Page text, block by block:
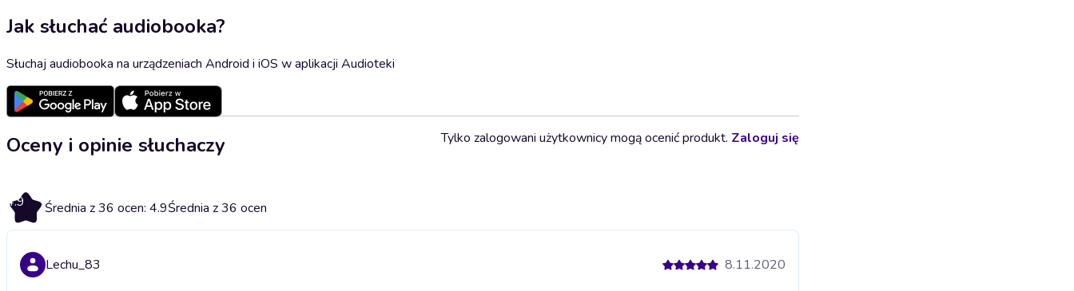
Jak słuchać audiobooka?
Słuchaj audiobooka na urządzeniach Android i iOS w aplikacji Audioteki
Oceny i opinie słuchaczy
4.9 Średnia z 36 ocen: 4.9Średnia z 36 ocen
Tylko zalogowani użytkownicy mogą ocenić produkt. Zaloguj się
Lechu_83 8.11.2020